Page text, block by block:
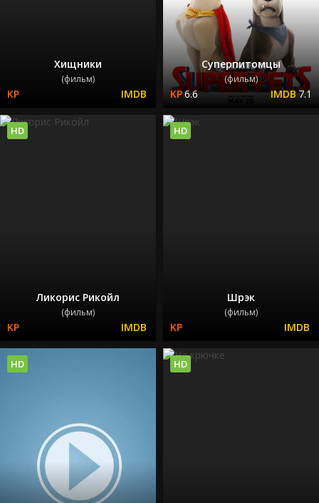
Хищники
(фильм)
Суперпитомцы
(фильм)
6.6 7.1
Ликорис Рикойл
(фильм)
HD
Шрэк
(фильм)
HD
HD HD